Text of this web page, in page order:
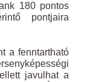
180 pontos
pontjaira
a fenntartható
javulhat a